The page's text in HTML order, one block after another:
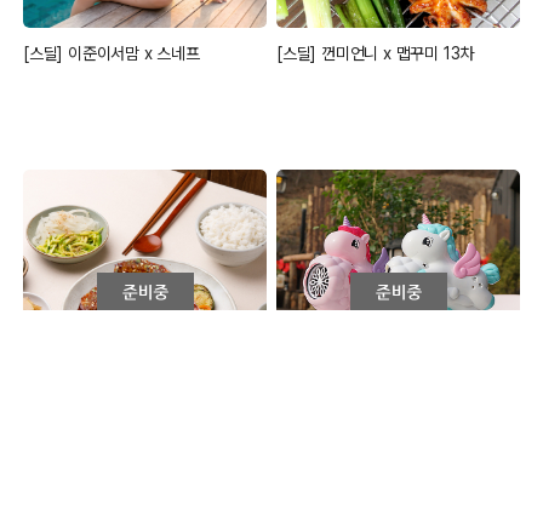
[스딜] 이준이서맘 x 스네프 [스딜] 껀미언니 x 맵꾸미 13차